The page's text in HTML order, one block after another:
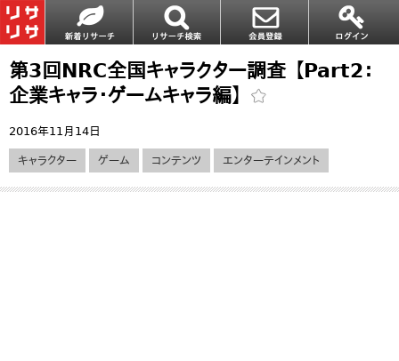
第3回NRC全国キャラクター調査 【Part2：
企業キャラ・ゲームキャラ編】
2016年11月14日
キャラクター ゲーム コンテンツ エンターテインメント